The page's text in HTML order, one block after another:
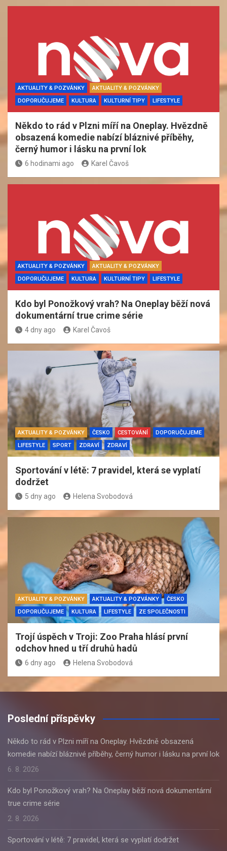
AKTUALITY & POZVÁNKY
AKTUALITY & POZVÁNKY
DOPORUČUJEME
KULTURA KULTURNÍ TIPY LIFESTYLE
Někdo to rád v Plzni míří na Oneplay. Hvězdně
obsazená komedie nabízí bláznivé příběhy,
černý humor i lásku na první lok
6 hodinami ago Karel Čavoš
AKTUALITY & POZVÁNKY
AKTUALITY & POZVÁNKY
DOPORUČUJEME
KULTURA KULTURNÍ TIPY LIFESTYLE
Kdo byl Ponožkový vrah? Na Oneplay běží nová
dokumentární true crime série
4 dny ago Karel Čavoš
AKTUALITY & POZVÁNKY ČESKO CESTOVÁNÍ
DOPORUČUJEME
LIFESTYLE
SPORT ZDRAVÍ ZDRAVÍ
Sportování v létě: 7 pravidel, která se vyplatí
dodržet
5 dny ago Helena Svobodová
AKTUALITY & POZVÁNKY AKTUALITY & POZVÁNKY
ČESKO
DOPORUČUJEME
KULTURA LIFESTYLE ZE SPOLEČNOSTI
Trojí úspěch v Troji: Zoo Praha hlásí první
odchov hned u tří druhů hadů
6 dny ago Helena Svobodová
Poslední příspěvky
Někdo to rád v Plzni míří na Oneplay. Hvězdně obsazená
komedie nabízí bláznivé příběhy, černý humor i lásku na první lok
6. 8. 2026
Kdo byl Ponožkový vrah? Na Oneplay běží nová dokumentární
true crime série
2. 8. 2026
Sportování v létě: 7 pravidel, která se vyplatí dodržet